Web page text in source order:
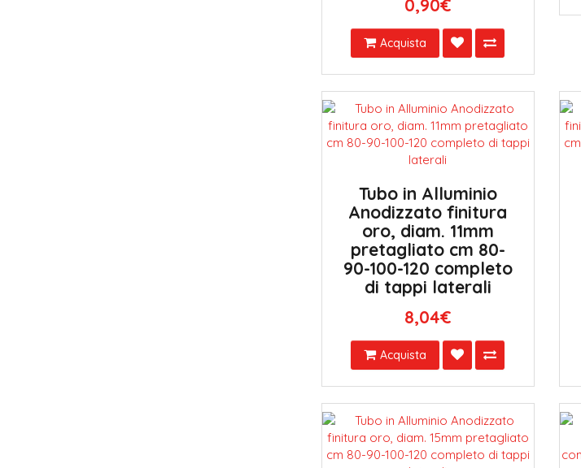
0,90€
Acquista
Tubo in Alluminio
Anodizzato finitura
oro, diam. 11mm
pretagliato cm 80-
90-100-120 completo
di tappi laterali
8,04€
Acquista